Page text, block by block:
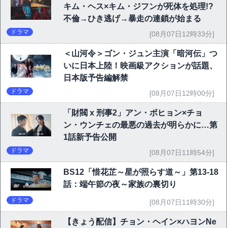
キム・ヘス×キム・ジフンが死体を処理!?
不倫→ひき逃げ→暴走の連鎖が始まる
ドラマ [08月07日12時33分]
＜山河令＞ゴン・ジュン主演「暗河伝」つ
いに日本上陸！映画級アクションが話題、
日本版予告編解禁
ドラマ [08月07日12時00分]
「財閥 x 刑事2」アン・ボヒョン×チョ
ン・ウンチェの最悪の過去が明らかに…第
1話新予告公開
ドラマ [08月07日11時54分]
BS12「惜花芷～星が照らす道～」第13-18
話：端午節の夜～家族の裏切り
ドラマ [08月07日11時30分]
【きょう配信】チョン・ヘイン×ハヨンNe